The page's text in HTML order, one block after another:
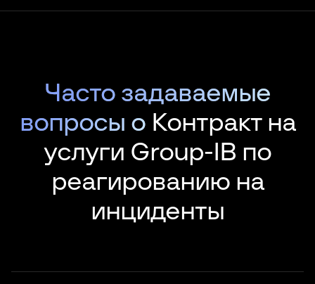
Часто задаваемые
вопросы о Контракт на
услуги Group-IB по
реагированию на
инциденты